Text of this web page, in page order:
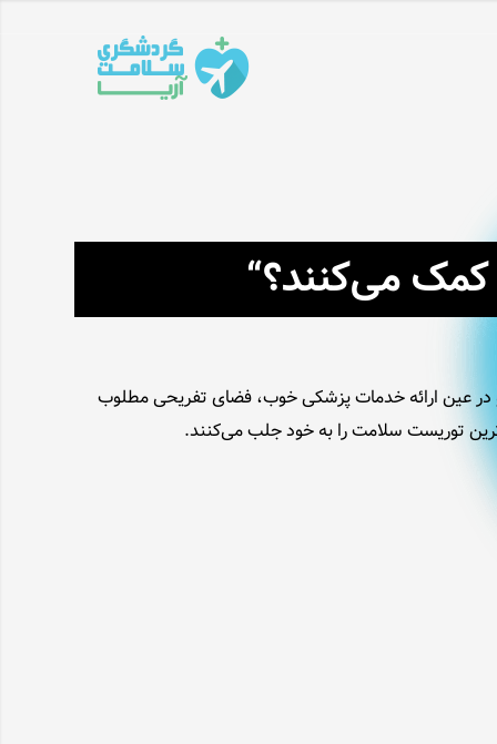
می‌کنند؟“
در عین ارائه خدمات پزشکی خوب، فضای تفریحی مطلوب
توریست سلامت را به خود جلب می‌کنند.